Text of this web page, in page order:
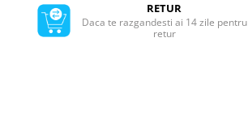
RETUR
Daca te razgandesti ai 14 zile pentru
retur